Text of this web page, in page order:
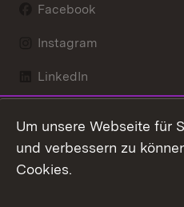
Facebook
Instagram
LinkedIn
X / Twitter
Youtube
Um unsere Webseite für
und verbessern zu
Cookies.